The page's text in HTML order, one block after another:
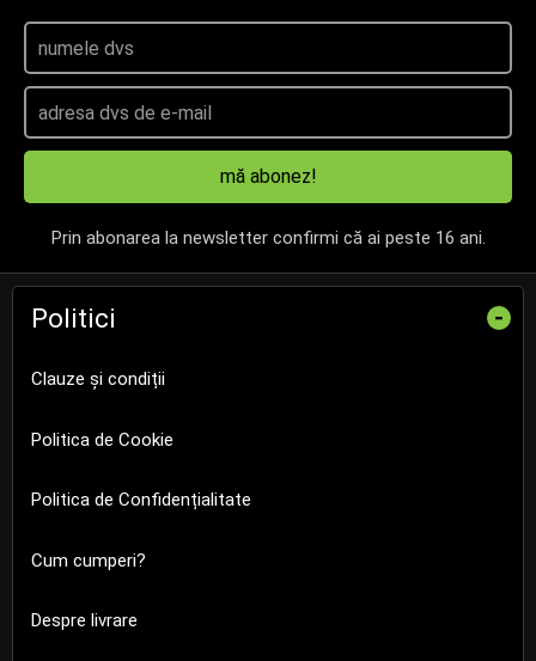
mă abonez!
Prin abonarea la newsletter confirmi că ai peste 16 ani.
Politici -
Clauze și condiții
Politica de Cookie
Politica de Confidențialitate
Cum cumperi?
Despre livrare